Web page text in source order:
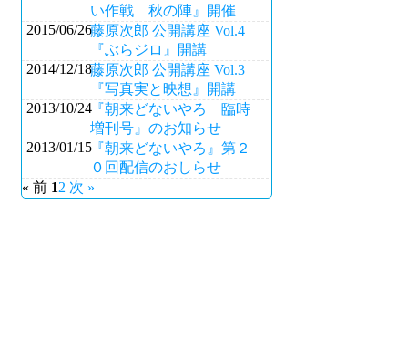
い作戦 秋の陣』開催
2015/06/26藤原次郎 公開講座 Vol.4
『ぶらジロ』開講
2014/12/18藤原次郎 公開講座 Vol.3
『写真実と映想』開講
2013/10/24『朝来どないやろ 臨時
増刊号』のお知らせ
2013/01/15『朝来どないやろ』第２
０回配信のおしらせ
« 前 12 次 »